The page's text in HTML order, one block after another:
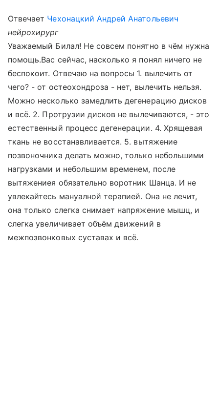
Отвечает Чехонацкий Андрей Анатольевич
нейрохирург
Уважаемый Билал! Не совсем понятно в чём нужна
помощь.Вас сейчас, насколько я понял ничего не
беспокоит. Отвечаю на вопросы 1. вылечить от
чего? - от остеохондроза - нет, вылечить нельзя.
Можно несколько замедлить дегенерацию дисков
и всё. 2. Протрузии дисков не вылечиваются, - это
естественный процесс дегенерации. 4. Хрящевая
ткань не восстанавливается. 5. вытяжение
позвоночника делать можно, только небольшими
нагрузками и небольшим временем, после
вытяжениея обязательно воротник Шанца. И не
увлекайтесь мануалной терапией. Она не лечит,
она только слегка снимает напряжение мышц, и
слегка увеличивает объём движений в
межпозвонковых суставах и всё.